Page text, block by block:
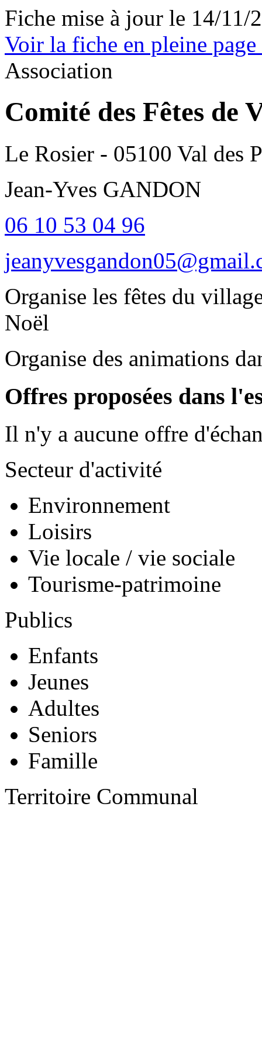
Fiche mise à jour le 14/11/
Voir la fiche en pleine page
Association
Comité des Fêtes de
Le Rosier - 05100 Val des
Jean-Yves GANDON
06 10 53 04 96
Organise les fêtes du
Noël
Organise des animations
Offres proposées dans
Il n'y a aucune offre
Secteur d'activité
Environnement
Loisirs
Vie locale / vie sociale
Tourisme-patrimoine
Publics
Enfants
Jeunes
Adultes
Seniors
Famille
Territoire Communal